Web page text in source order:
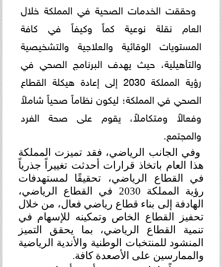
وحققت الخدمات الصحية في المملكة خلال
العام نقلة نوعية كماً وكيفاً في كافة
المستويات الوقائية والعلاجية والتشخيصية
والتأهيلية، حيث يهدف البرنامج الصحي في
رؤية المملكة 2030 إلى إعادة هيكلة القطاع
الصحي في المملكة؛ ليكون نظاماً صحياً شاملاً
وفعالاً ومتكاملاً، يقوم على صحة الفرد
والمجتمع.
وفي الجانب الرياضي، فقد تميزت المملكة
هذا العام باتخاذ قرارات أحدثت تغييراً جذرياً
في القطاع الرياضي، تحقيقًا لمستهدفات
رؤية المملكة 2030 في القطاع الرياضي،
الهادفة إلى بناء قطاع رياضي فعال، من خلال
تحفيز القطاع الخاص وتمكينه للإسهام في
تنمية القطاع الرياضي، بما يحقق التميز
المنشود للمنتخبات الوطنية والأندية الرياضية
والممارسين على الأصعدة كافة.